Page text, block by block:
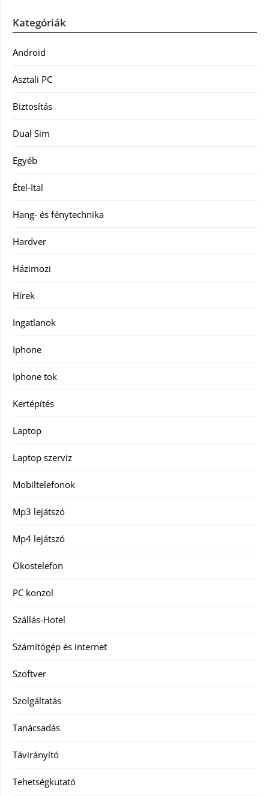
Kategóriák
Android
Asztali PC
Biztosítás
Dual Sim
Egyéb
Étel-Ital
Hang- és fénytechnika
Hardver
Házimozi
Hírek
Ingatlanok
Iphone
Iphone tok
Kertépítés
Laptop
Laptop szerviz
Mobiltelefonok
Mp3 lejátszó
Mp4 lejátszó
Okostelefon
PC konzol
Szállás-Hotel
Számítógép és internet
Szoftver
Szolgáltatás
Tanácsadás
Távirányító
Tehetségkutató